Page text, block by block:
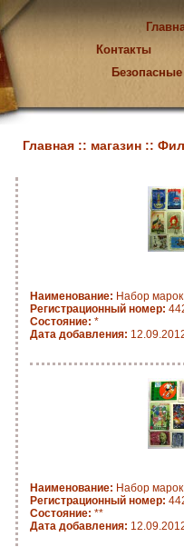
Контакты
Главная :: магазин ::
Наименование: Набор
Регистрационный номер:
Состояние: *
Дата добавления:
Наименование: Набор
Регистрационный номер:
Состояние: **
Дата добавления: